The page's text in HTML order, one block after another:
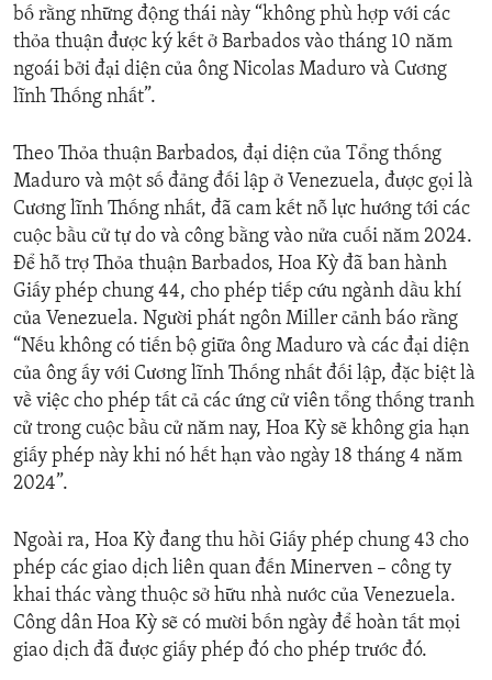
bố rằng những động thái này “không phù hợp với các
thỏa thuận được ký kết ở Barbados vào tháng 10 năm
ngoái bởi đại diện của ông Nicolas Maduro và Cương
lĩnh Thống nhất”.
Theo Thỏa thuận Barbados, đại diện của Tổng thống
Maduro và một số đảng đối lập ở Venezuela, được gọi là
Cương lĩnh Thống nhất, đã cam kết nỗ lực hướng tới các
cuộc bầu cử tự do và công bằng vào nửa cuối năm 2024.
Để hỗ trợ Thỏa thuận Barbados, Hoa Kỳ đã ban hành
Giấy phép chung 44, cho phép tiếp cứu ngành dầu khí
của Venezuela. Người phát ngôn Miller cảnh báo rằng
“Nếu không có tiến bộ giữa ông Maduro và các đại diện
của ông ấy với Cương lĩnh Thống nhất đối lập, đặc biệt là
về việc cho phép tất cả các ứng cử viên tổng thống tranh
cử trong cuộc bầu cử năm nay, Hoa Kỳ sẽ không gia hạn
giấy phép này khi nó hết hạn vào ngày 18 tháng 4 năm
2024”.
Ngoài ra, Hoa Kỳ đang thu hồi Giấy phép chung 43 cho
phép các giao dịch liên quan đến Minerven – công ty
khai thác vàng thuộc sở hữu nhà nước của Venezuela.
Công dân Hoa Kỳ sẽ có mười bốn ngày để hoàn tất mọi
giao dịch đã được giấy phép đó cho phép trước đó.